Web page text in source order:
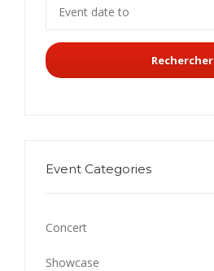
Rechercher
Event Categories
Concert
Showcase